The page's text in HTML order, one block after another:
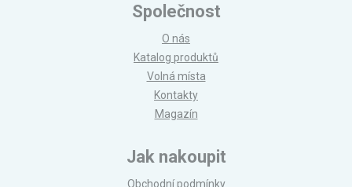
Společnost
O nás
Katalog produktů
Volná místa
Kontakty
Magazín
Jak nakoupit
Obchodní podmínky